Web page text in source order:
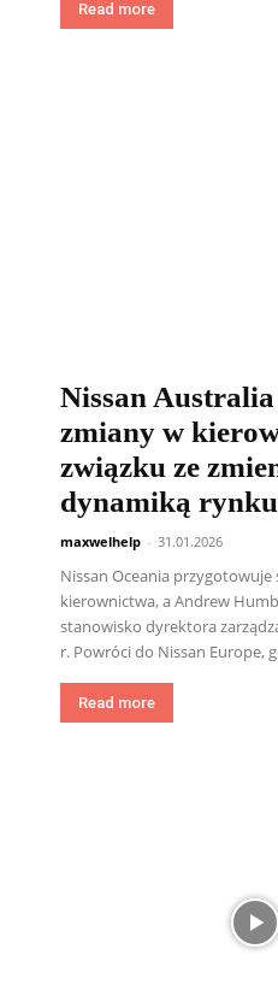
Read more
Nissan Australia
zmiany w
związku ze
dynamiką rynku
maxwelhelp - 31.01.2026
Nissan Oceania przygotowuje
kierownictwa, a Andrew
stanowisko dyrektora
r. Powróci do Nissan Europe,
Read more